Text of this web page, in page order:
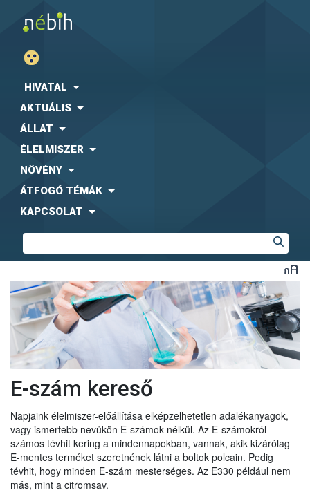
HIVATAL
AKTUÁLIS
ÁLLAT
ÉLELMISZER
NÖVÉNY
ÁTFOGÓ TÉMÁK
KAPCSOLAT
E-szám kereső
Napjaink élelmiszer-előállítása elképzelhetetlen adalékanyagok,
vagy ismertebb nevükön E-számok nélkül. Az E-számokról
számos tévhit kering a mindennapokban, vannak, akik kizárólag
E-mentes terméket szeretnének látni a boltok polcain. Pedig
tévhit, hogy minden E-szám mesterséges. Az E330 például nem
más, mint a citromsav.